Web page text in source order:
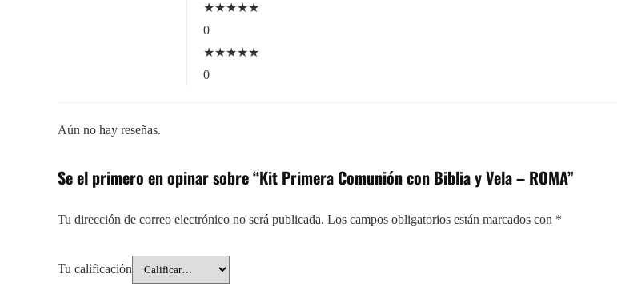
★★★★★
0
★★★★★
0
Aún no hay reseñas.
Se el primero en opinar sobre “Kit Primera Comunión con Biblia y Vela – ROMA”
Tu dirección de correo electrónico no será publicada. Los campos obligatorios están marcados con *
Tu calificación